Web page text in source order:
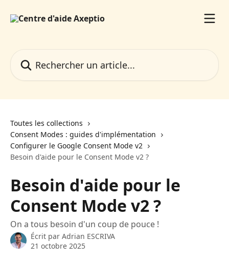
Toutes les collections
Consent Modes : guides d'implémentation
Configurer le Google Consent Mode v2
Besoin d'aide pour le Consent Mode v2 ?
Besoin d'aide pour le
Consent Mode v2 ?
On a tous besoin d'un coup de pouce !
Écrit par Adrian ESCRIVA
21 octobre 2025